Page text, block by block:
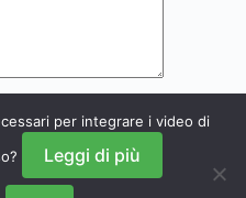
per integrare i video di
Leggi di più